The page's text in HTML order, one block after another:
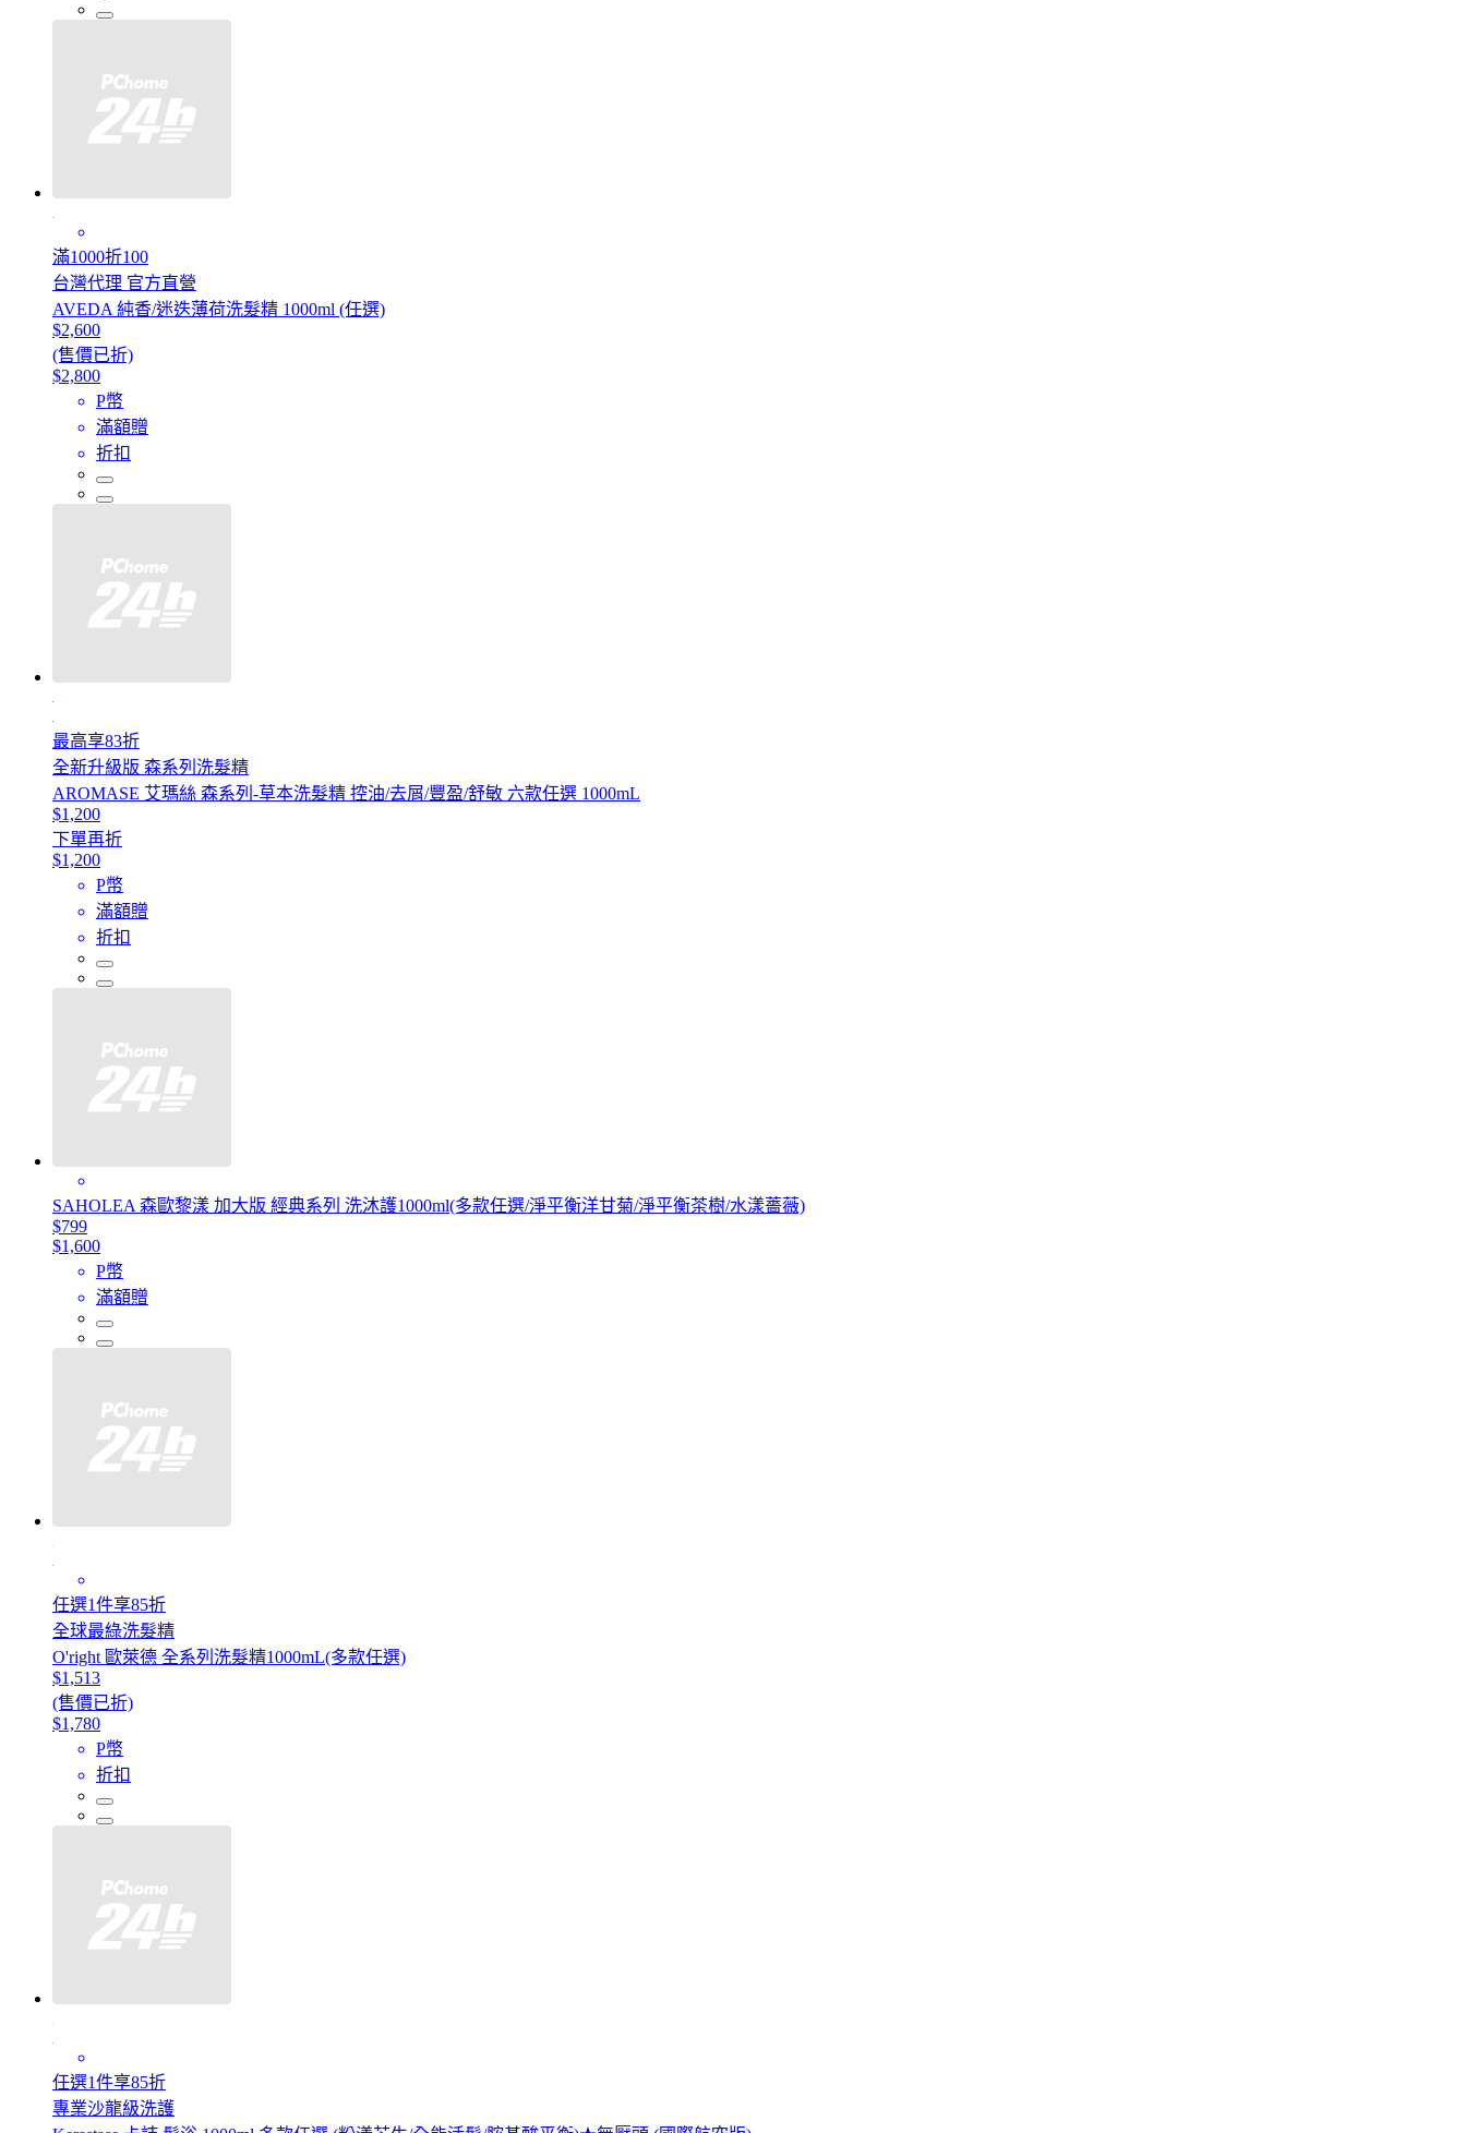
滿1000折100
台灣代理 官方直營
AVEDA 純香/迷迭薄荷洗髮精 1000ml (任選)
$2,600
(售價已折)
$2,800
P幣
滿額贈
折扣
最高享83折
全新升級版 森系列洗髮精
AROMASE 艾瑪絲 森系列-草本洗髮精 控油/去屑/豐盈/舒敏 六款任選 1000mL
$1,200
下單再折
$1,200
P幣
滿額贈
折扣
SAHOLEA 森歐黎漾 加大版 經典系列 洗沐護1000ml(多款任選/淨平衡洋甘菊/淨平衡茶樹/水漾薔薇)
$799
$1,600
P幣
滿額贈
任選1件享85折
全球最綠洗髮精
O'right 歐萊德 全系列洗髮精1000mL(多款任選)
$1,513
(售價已折)
$1,780
P幣
折扣
任選1件享85折
專業沙龍級洗護